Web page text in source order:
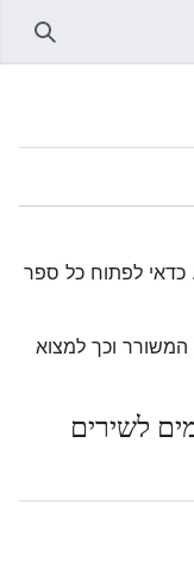
כדאי לפתוח כל ספר
וכך למצוא
לשירים